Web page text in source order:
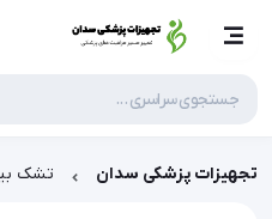
تجهیزات پزشکی سدان تشک